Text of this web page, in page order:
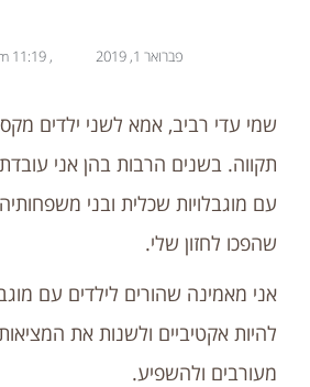
פברואר 1, 2019 ,
שמי עדי רביב, אמא לשני ילדים
תקווה. בשנים הרבות בהן אני
עם מוגבלויות שכלית ובני
שהפכו לחזון שלי.
אני מאמינה שהורים לילדים עם
להיות אקטיביים ולשנות את
מעורבים ולהשפיע.